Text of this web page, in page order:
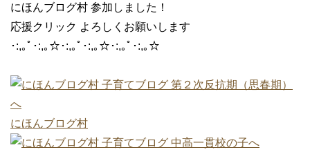
にほんブログ村 参加しました！
応援クリック よろしくお願いします
･:,｡ﾟ･:,｡☆･:,｡ﾟ･:,｡☆･:,｡ﾟ･:,｡☆
にほんブログ村